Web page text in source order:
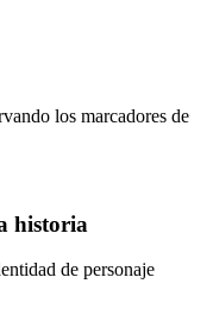
los marcadores de
historia
de personaje